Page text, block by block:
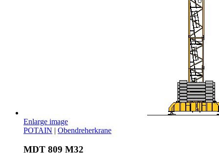
Enlarge image
POTAIN | Obendreherkrane
MDT 809 M32